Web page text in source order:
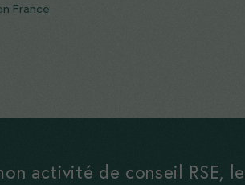
France
activité de conseil RSE,